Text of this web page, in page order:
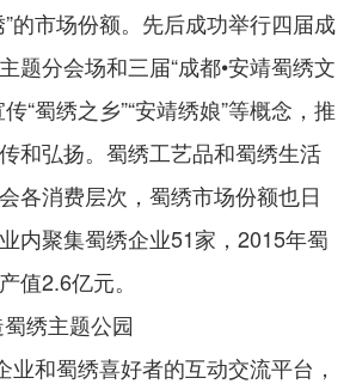
的市场份额。先后成功举行四届成
主题分会场和三届“成都•安靖蜀绣文
“蜀绣之乡”“安靖绣娘”等概念，推
和弘扬。蜀绣工艺品和蜀绣生活
各消费层次，蜀绣市场份额也日
内聚集蜀绣企业51家，2015年蜀
值2.6亿元。
绣主题公园
业和蜀绣喜好者的互动交流平台，